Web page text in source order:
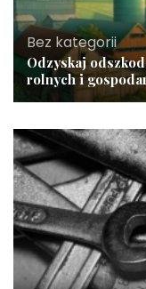
Bez kategorii
Odzyskaj
rolnych i